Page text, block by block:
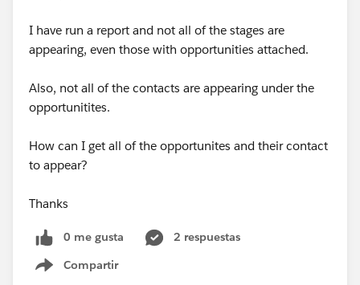
I have run a report and not all of the stages are
appearing, even those with opportunities attached.
Also, not all of the contacts are appearing under the
opportunitites.
How can I get all of the opportunites and their contact
to appear?
Thanks
0 me gusta
2 respuestas
Compartir
Show menu